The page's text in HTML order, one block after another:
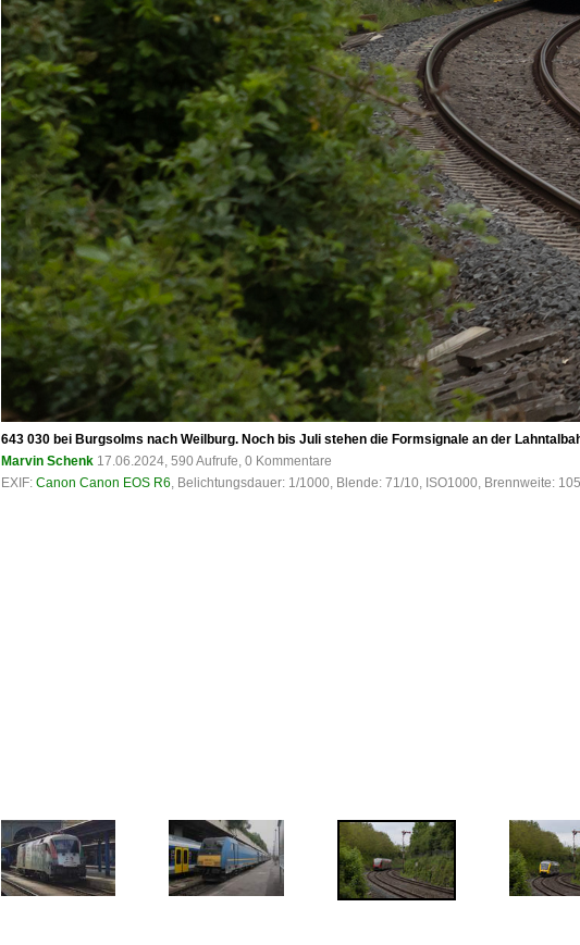
643 030 bei Burgsolms nach Weilburg. Noch bis Juli stehen die Formsignale an der
Marvin Schenk 17.06.2024, 590 Aufrufe, 0 Kommentare
EXIF: Canon Canon EOS R6, Belichtungsdauer: 1/1000, Blende: 71/10, ISO1000, Brennweite: